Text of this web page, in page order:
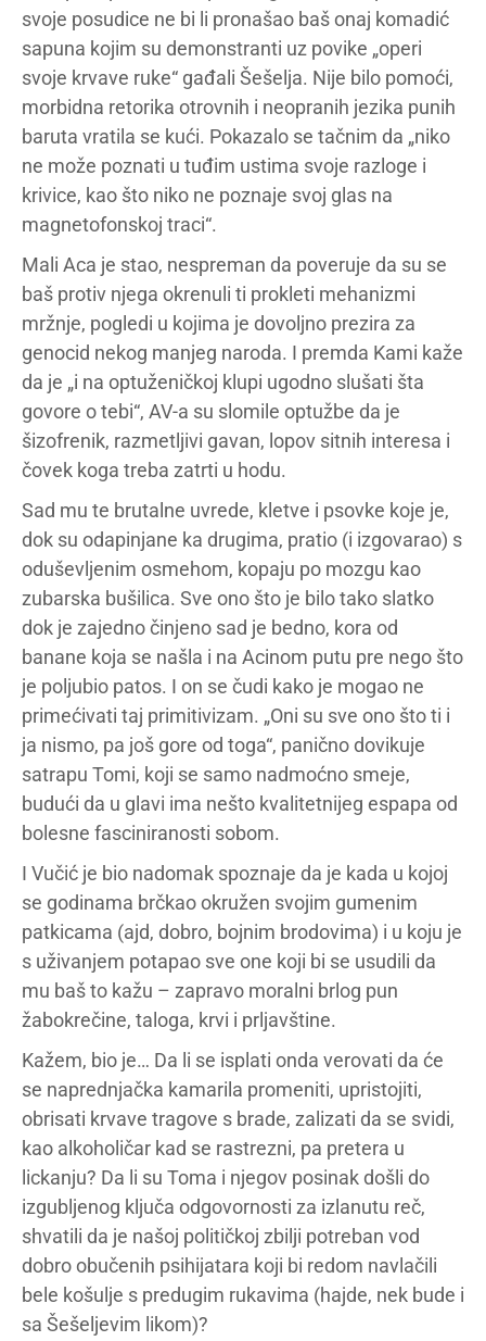
svoje posudice ne bi li pronašao baš onaj komadić
sapuna kojim su demonstranti uz povike „operi
svoje krvave ruke“ gađali Šešelja. Nije bilo pomoći,
morbidna retorika otrovnih i neopranih jezika punih
baruta vratila se kući. Pokazalo se tačnim da „niko
ne može poznati u tuđim ustima svoje razloge i
krivice, kao što niko ne poznaje svoj glas na
magnetofonskoj traci“.
Mali Aca je stao, nespreman da poveruje da su se
baš protiv njega okrenuli ti prokleti mehanizmi
mržnje, pogledi u kojima je dovoljno prezira za
genocid nekog manjeg naroda. I premda Kami kaže
da je „i na optuženičkoj klupi ugodno slušati šta
govore o tebi“, AV-a su slomile optužbe da je
šizofrenik, razmetljivi gavan, lopov sitnih interesa i
čovek koga treba zatrti u hodu.
Sad mu te brutalne uvrede, kletve i psovke koje je,
dok su odapinjane ka drugima, pratio (i izgovarao) s
oduševljenim osmehom, kopaju po mozgu kao
zubarska bušilica. Sve ono što je bilo tako slatko
dok je zajedno činjeno sad je bedno, kora od
banane koja se našla i na Acinom putu pre nego što
je poljubio patos. I on se čudi kako je mogao ne
primećivati taj primitivizam. „Oni su sve ono što ti i
ja nismo, pa još gore od toga“, panično dovikuje
satrapu Tomi, koji se samo nadmoćno smeje,
budući da u glavi ima nešto kvalitetnijeg espapa od
bolesne fasciniranosti sobom.
I Vučić je bio nadomak spoznaje da je kada u kojoj
se godinama brčkao okružen svojim gumenim
patkicama (ajd, dobro, bojnim brodovima) i u koju je
s uživanjem potapao sve one koji bi se usudili da
mu baš to kažu – zapravo moralni brlog pun
žabokrečine, taloga, krvi i prljavštine.
Kažem, bio je… Da li se isplati onda verovati da će
se naprednjačka kamarila promeniti, upristojiti,
obrisati krvave tragove s brade, zalizati da se svidi,
kao alkoholičar kad se rastrezni, pa pretera u
lickanju? Da li su Toma i njegov posinak došli do
izgubljenog ključa odgovornosti za izlanutu reč,
shvatili da je našoj političkoj zbilji potreban vod
dobro obučenih psihijatara koji bi redom navlačili
bele košulje s predugim rukavima (hajde, nek bude i
sa Šešeljevim likom)?